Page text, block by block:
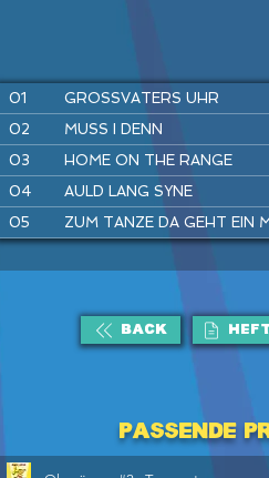
01
GROSSVATERS UHR
02
MUSS I DENN
03
HOME ON THE RANGE
04
AULD LANG SYNE
05
ZUM TANZE DA GEHT EIN
SIMPLE GIFTS
LUSTIG IST DAS
THE ASH GROVE
BACK
Passende